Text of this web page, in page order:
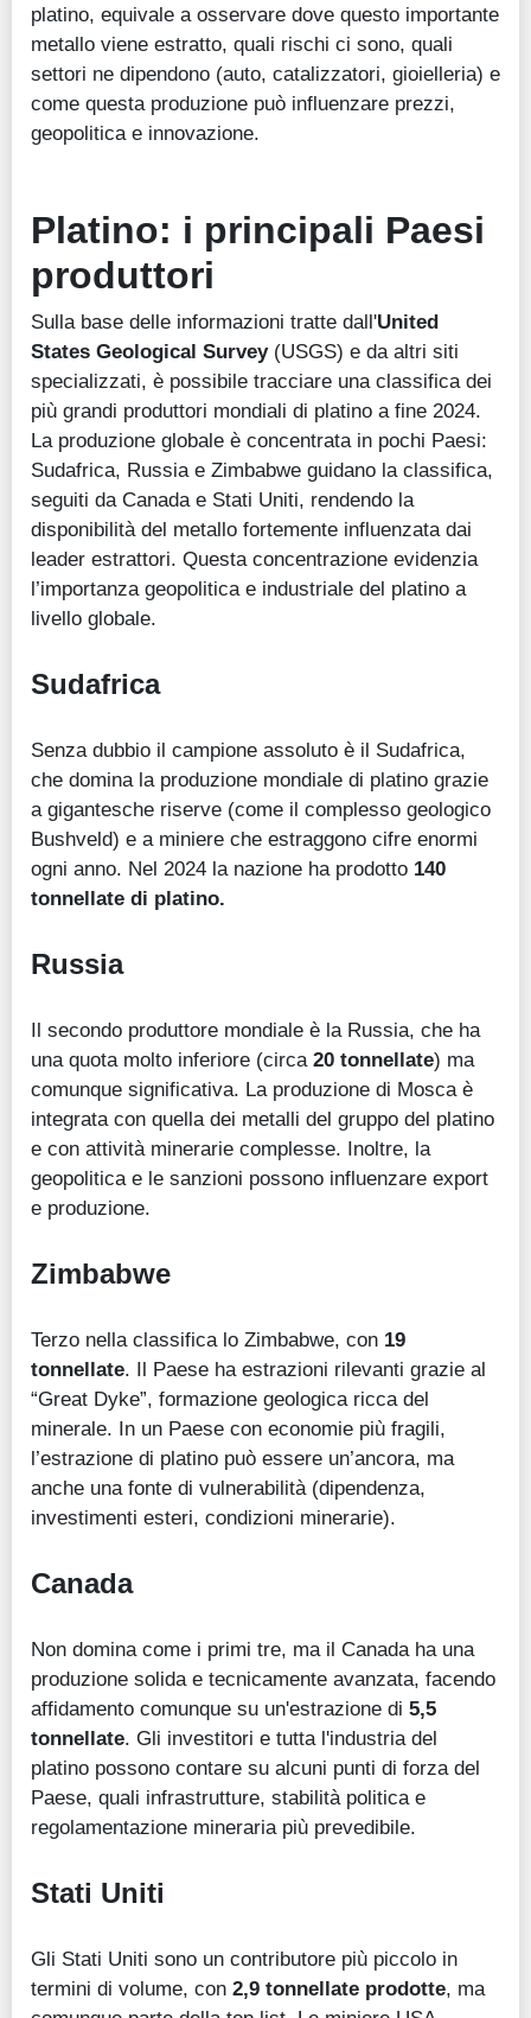
platino, equivale a osservare dove questo importante
metallo viene estratto, quali rischi ci sono, quali
settori ne dipendono (auto, catalizzatori, gioielleria) e
come questa produzione può influenzare prezzi,
geopolitica e innovazione.
Platino: i principali Paesi
produttori
Sulla base delle informazioni tratte dall'United
States Geological Survey(USGS) e da altri siti
specializzati, è possibile tracciare una classifica dei
più grandi produttori mondiali di platino a fine 2024.
La produzione globale è concentrata in pochi Paesi:
Sudafrica, Russia e Zimbabwe guidano la classifica,
seguiti da Canada e Stati Uniti, rendendo la
disponibilità del metallo fortemente influenzata dai
leader estrattori. Questa concentrazione evidenzia
l’importanza geopolitica e industriale del platino a
livello globale.
Sudafrica
Senza dubbio il campione assoluto è il Sudafrica,
che domina la produzione mondiale di platino grazie
a gigantesche riserve (come il complesso geologico
Bushveld) e a miniere che estraggono cifre enormi
ogni anno. Nel 2024 la nazione ha prodotto 140
tonnellate di platino.
Russia
Il secondo produttore mondiale è la Russia, che ha
una quota molto inferiore (circa 20 tonnellate) ma
comunque significativa. La produzione di Mosca è
integrata con quella dei metalli del gruppo del platino
e con attività minerarie complesse. Inoltre, la
geopolitica e le sanzioni possono influenzare export
e produzione.
Zimbabwe
Terzo nella classifica lo Zimbabwe, con 19
tonnellate. Il Paese ha estrazioni rilevanti grazie al
“Great Dyke”, formazione geologica ricca del
minerale. In un Paese con economie più fragili,
l’estrazione di platino può essere un’ancora, ma
anche una fonte di vulnerabilità (dipendenza,
investimenti esteri, condizioni minerarie).
Canada
Non domina come i primi tre, ma il Canada ha una
produzione solida e tecnicamente avanzata, facendo
affidamento comunque su un'estrazione di 5,5
tonnellate. Gli investitori e tutta l'industria del
platino possono contare su alcuni punti di forza del
Paese, quali infrastrutture, stabilità politica e
regolamentazione mineraria più prevedibile.
Stati Uniti
Gli Stati Uniti sono un contributore più piccolo in
termini di volume, con 2,9 tonnellate prodotte, ma